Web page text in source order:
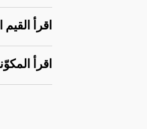
اقرأ القيم
اقرأ